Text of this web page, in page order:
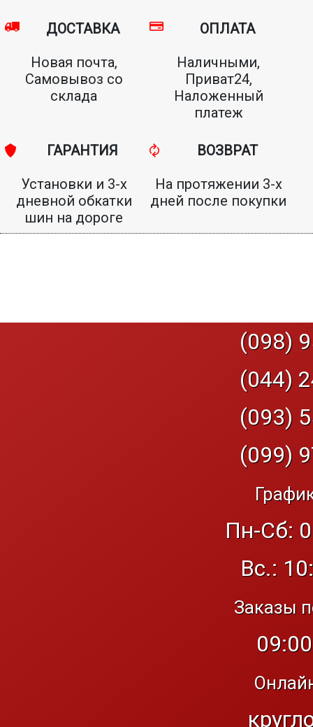
ДОСТАВКА
Новая почта,
Самовывоз со
склада
ОПЛАТА
Наличными,
Приват24,
Наложенный
платеж
ГАРАНТИЯ
Установки и 3-х
дневной обкатки
шин на дороге
ВОЗВРАТ
На протяжении 3-х
дней после покупки
(098)
(044)
(093)
(099)
Пн-Сб:
Вс.:
Заказы